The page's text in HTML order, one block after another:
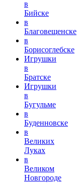
в
Бийске
в
Благовещенске
в
Борисоглебске
Игрушки
в
Братске
Игрушки
в
Бугульме
в
Буденновске
в
Великих
Луках
в
Великом
Новгороде